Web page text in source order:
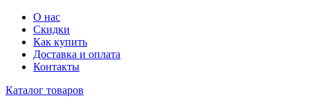
О нас
Скидки
Как купить
Доставка и оплата
Контакты
Каталог товаров